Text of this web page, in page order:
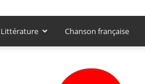
Littérature Chanson française